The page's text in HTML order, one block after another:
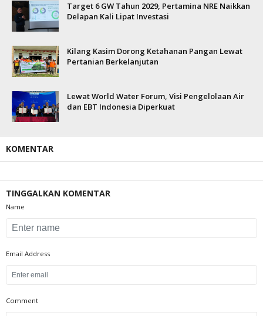
Target 6 GW Tahun 2029, Pertamina NRE Naikkan
Delapan Kali Lipat Investasi
Kilang Kasim Dorong Ketahanan Pangan Lewat
Pertanian Berkelanjutan
Lewat World Water Forum, Visi Pengelolaan Air
dan EBT Indonesia Diperkuat
KOMENTAR
TINGGALKAN KOMENTAR
Name
Email Address
Comment